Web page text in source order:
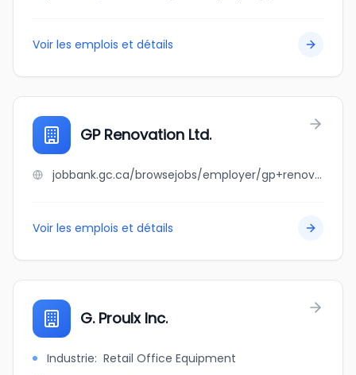
Voir les emplois et détails
GP Renovation Ltd.
jobbank.gc.ca/browsejobs/employer/gp+renovation+ltd./ca
Voir les emplois et détails
G. Proulx Inc.
Industrie: Retail Office Equipment